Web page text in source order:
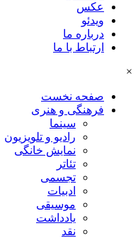
عکس
ویدئو
درباره ما
ارتباط با ما
×
صفحه نخست
فرهنگی و هنری
سینما
رادیو و تلویزیون
نمایش خانگی
تئاتر
تجسمی
ادبیات
موسیقی
یادداشت
نقد